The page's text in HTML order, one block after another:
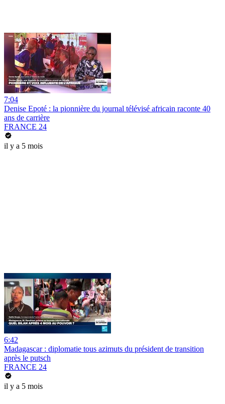
7:04
Denise Epoté : la pionnière du journal télévisé africain raconte 40
ans de carrière
FRANCE 24
il y a 5 mois
6:42
Madagascar : diplomatie tous azimuts du président de transition
après le putsch
FRANCE 24
il y a 5 mois